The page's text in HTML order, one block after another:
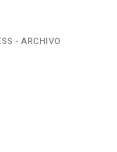
- ARCHIVO